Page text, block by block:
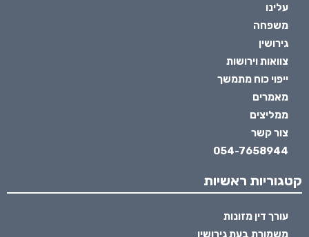
עלינו
משפחה
גירושין
צוואות וירושות
ייפוי כוח מתמשך
מאמרים
ממליצים
צור קשר
054-7658944
קטגוריות ראשיות
עורך דין מזונות
משמורת בעת גירושין